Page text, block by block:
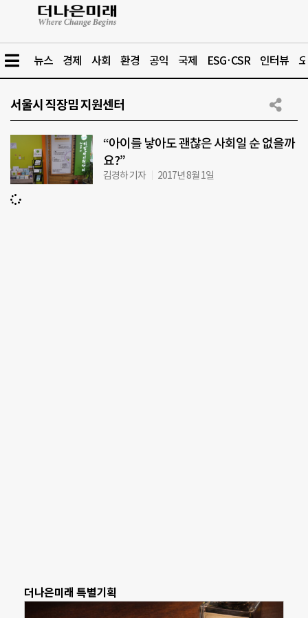
뉴스 경제 사회 환경 공익 국제 ESG·CSR 인터뷰
서울시 직장밈 지원센터
“아이를 낳아도 괜찮은 사회일 순 없을까
요?”
김경하 기자 2017년 8월 1일
더나은미래 특별기획